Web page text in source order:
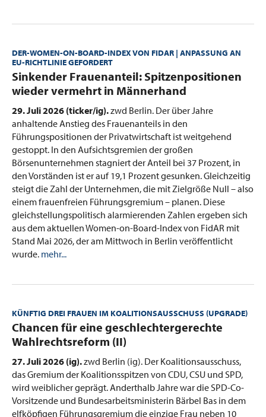
DER-WOMEN-ON-BOARD-INDEX VON FIDAR | ANPASSUNG AN
EU-RICHTLINIE GEFORDERT
:Sinkender Frauenanteil: Spitzenpositionen
wieder vermehrt in Männerhand
29. Juli 2026 (ticker/ig).zwd Berlin. Der über Jahre
anhaltende Anstieg des Frauenanteils in den
Führungspositionen der Privatwirtschaft ist weitgehend
gestoppt. In den Aufsichtsgremien der großen
Börsenunternehmen stagniert der Anteil bei 37 Prozent, in
den Vorständen ist er auf 19,1 Prozent gesunken. Gleichzeitig
steigt die Zahl der Unternehmen, die mit Zielgröße Null – also
einem frauenfreien Führungsgremium – planen. Diese
gleichstellungspolitisch alarmierenden Zahlen ergeben sich
aus dem aktuellen Women-on-Board-Index von FidAR mit
Stand Mai 2026, der am Mittwoch in Berlin veröffentlicht
wurde. mehr...
KÜNFTIG DREI FRAUEN IM KOALITIONSAUSSCHUSS (UPGRADE)
:Chancen für eine geschlechtergerechte
Wahlrechtsreform (II)
27. Juli 2026 (ig).zwd Berlin (ig). Der Koalitionsausschuss,
das Gremium der Koalitionsspitzen von CDU, CSU und SPD,
wird weiblicher geprägt. Anderthalb Jahre war die SPD-Co-
Vorsitzende und Bundesarbeitsministerin Bärbel Bas in dem
elfköpfigen Führungsgremium die einzige Frau neben 10